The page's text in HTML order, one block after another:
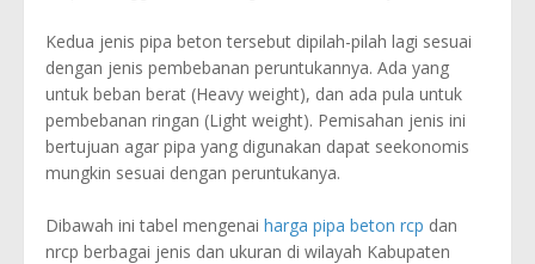
Kedua jenis pipa beton tersebut dipilah-pilah lagi sesuai
dengan jenis pembebanan peruntukannya. Ada yang
untuk beban berat (Heavy weight), dan ada pula untuk
pembebanan ringan (Light weight). Pemisahan jenis ini
bertujuan agar pipa yang digunakan dapat seekonomis
mungkin sesuai dengan peruntukanya.
Dibawah ini tabel mengenai harga pipa beton rcp dan
nrcp berbagai jenis dan ukuran di wilayah Kabupaten